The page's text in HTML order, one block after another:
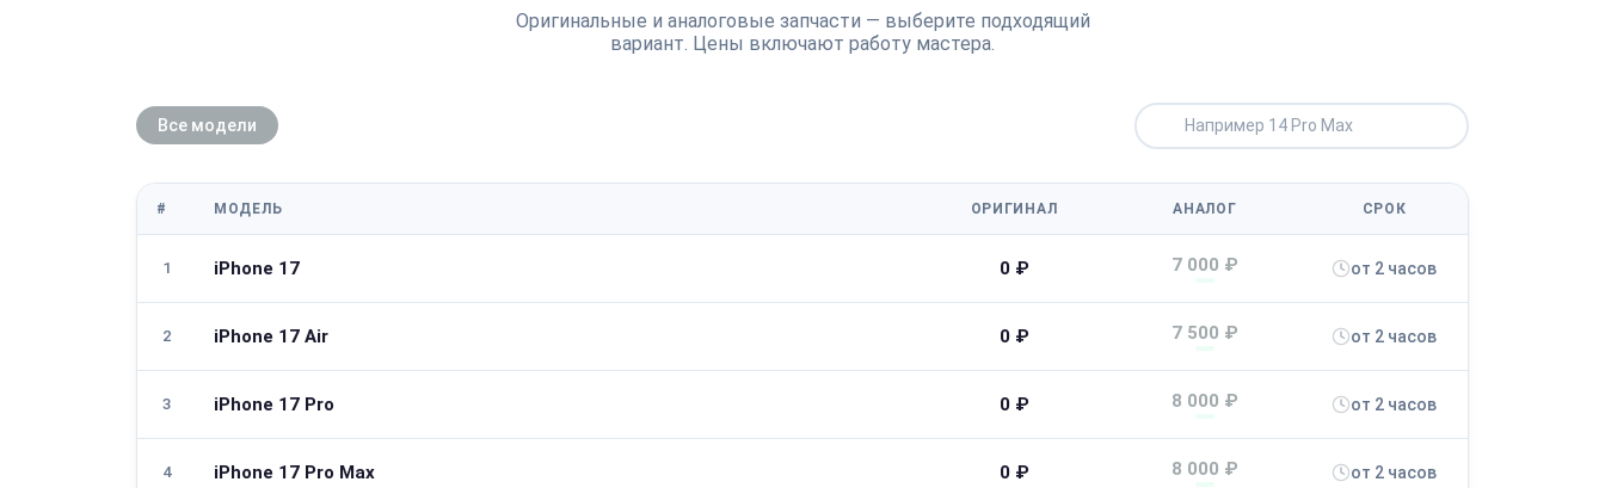
Оригинальные и аналоговые запчасти — выберите подходящий
вариант. Цены включают работу мастера.
Все модели
# МОДЕЛЬ ОРИГИНАЛ АНАЛОГ СРОК
1 iPhone 17 0 ₽ 7 000 ₽ от 2 часов
2 iPhone 17 Air 0 ₽ 7 500 ₽ от 2 часов
3 iPhone 17 Pro 0 ₽ 8 000 ₽ от 2 часов
4 iPhone 17 Pro Max 0 ₽ 8 000 ₽ от 2 часов